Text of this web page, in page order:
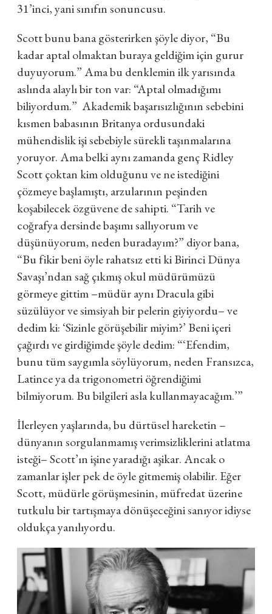
31’inci, yani sınıfın sonuncusu.
Scott bunu bana gösterirken şöyle diyor, “Bu
kadar aptal olmaktan buraya geldiğim için gurur
duyuyorum.” Ama bu denklemin ilk yarısında
aslında alaylı bir ton var: “Aptal olmadığımı
biliyordum.” Akademik başarısızlığının sebebini
kısmen babasının Britanya ordusundaki
mühendislik işi sebebiyle sürekli taşınmalarına
yoruyor. Ama belki aynı zamanda genç Ridley
Scott çoktan kim olduğunu ve ne istediğini
çözmeye başlamıştı, arzularının peşinden
koşabilecek özgüvene de sahipti. “Tarih ve
coğrafya dersinde başımı sallıyorum ve
düşünüyorum, neden buradayım?” diyor bana,
“Bu fikir beni öyle rahatsız etti ki Birinci Dünya
Savaşı’ndan sağ çıkmış okul müdürümüzü
görmeye gittim –müdür aynı Dracula gibi
süzülüyor ve simsiyah bir pelerin giyiyordu– ve
dedim ki: ‘Sizinle görüşebilir miyim?’ Beni içeri
çağırdı ve girdiğimde şöyle dedim: “‘Efendim,
bunu tüm saygımla söylüyorum, neden Fransızca,
Latince ya da trigonometri öğrendiğimi
bilmiyorum. Bu bilgileri asla kullanmayacağım.’”
İlerleyen yaşlarında, bu dürtüsel hareketin –
dünyanın sorgulanmamış verimsizliklerini atlatma
isteği– Scott’ın işine yaradığı aşikar. Ancak o
zamanlar işler pek de öyle gitmemiş olabilir. Eğer
Scott, müdürle görüşmesinin, müfredat üzerine
tutkulu bir tartışmaya dönüşeceğini sanıyor idiyse
oldukça yanılıyordu.